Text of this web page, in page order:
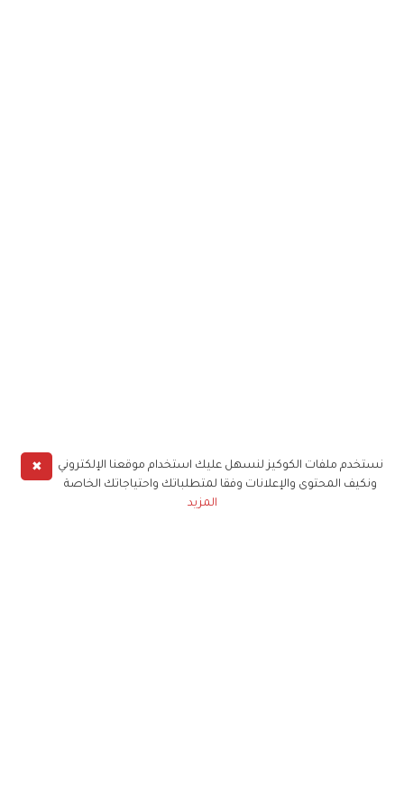
✖
نستخدم ملفات الكوكيز لنسهل عليك استخدام موقعنا الإلكتروني
ونكيف المحتوى والإعلانات وفقا لمتطلباتك واحتياجاتك الخاصة
المزيد